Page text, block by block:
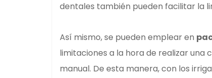
dentales también pueden facilitar la
Así mismo, se pueden emplear en
limitaciones a la hora de realizar una
manual. De esta manera, con los